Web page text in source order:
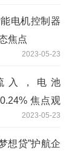
电机控制器
焦点
2023-05-23
入，电池
焦点观
2023-05-23
想贷”护航企